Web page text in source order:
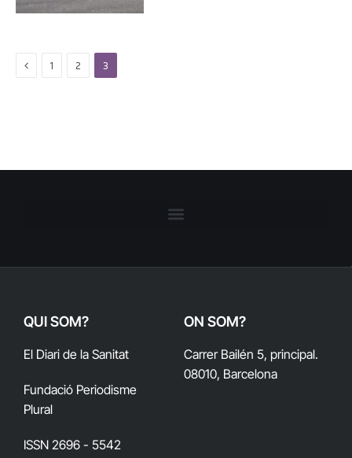
Previous
1 2 3
QUI SOM?
El Diari de la Sanitat
Fundació Periodisme
Plural
ISSN 2696 - 5542
ON SOM?
Carrer Bailén 5, principal.
08010, Barcelona